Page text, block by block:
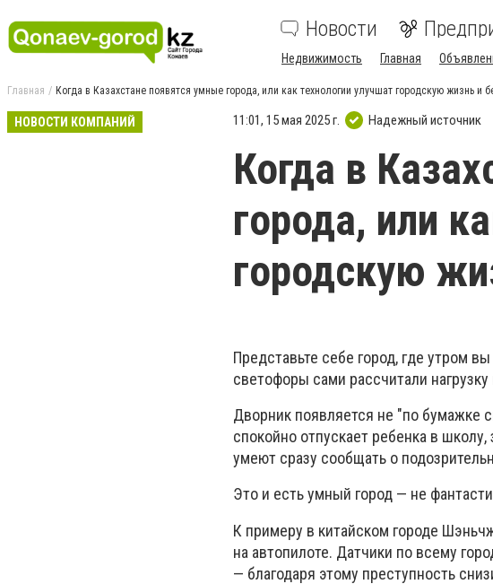
Новости
Недвижимость Главная
Главная Когда в Казахстане появятся умные города, или как технологии улучшат городскую жизнь и
НОВОСТИ КОМПАНИЙ 11:01, 15 мая 2025 г. Надежный источник
Когда в
города, или
городскую
Представьте себе город, где утром
светофоры сами рассчитали
Дворник появляется не "по бумажке
спокойно отпускает ребенка в
умеют сразу сообщать о
Это и есть умный город — не
К примеру в китайском городе
на автопилоте. Датчики по всему
— благодаря этому преступность